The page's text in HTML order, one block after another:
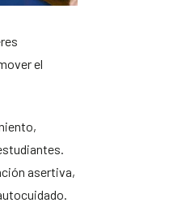
el
asertiva,